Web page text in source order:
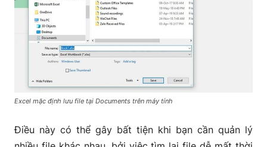
Excel mặc định lưu file tại Documents trên máy tính
Điều này có thể gây bất tiện khi bạn cần quản lý